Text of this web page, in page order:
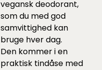
vegansk deodorant,
som du med god
samvittighed kan
bruge hver dag.
Den kommer i en
praktisk tindåse med